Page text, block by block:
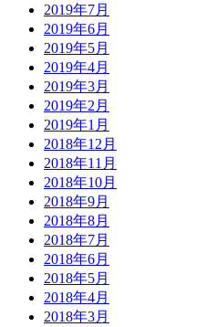
2019年7月
2019年6月
2019年5月
2019年4月
2019年3月
2019年2月
2019年1月
2018年12月
2018年11月
2018年10月
2018年9月
2018年8月
2018年7月
2018年6月
2018年5月
2018年4月
2018年3月